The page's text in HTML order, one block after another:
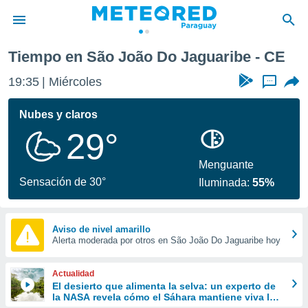
de
ha
calidad.
a este
las
y
forma
digital
basada
Tiempo en São João Do Jaguaribe - CE
19:35 Miércoles ...
Nubes y claros
29°
Sensación de 30°
Menguante
Iluminada:55%
Aviso de nivel amarillo
Alerta moderada por otros en São João Do Jaguaribe hoy
Actualidad
El desierto que alimenta la selva: un experto de
la NASA revela cómo el Sáhara mantiene viva la